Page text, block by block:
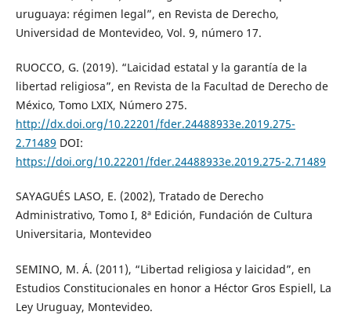
uruguaya: régimen legal”, en Revista de Derecho,
Universidad de Montevideo, Vol. 9, número 17.
RUOCCO, G. (2019). “Laicidad estatal y la garantía de la
libertad religiosa”, en Revista de la Facultad de Derecho de
México, Tomo LXIX, Número 275.
http://dx.doi.org/10.22201/fder.24488933e.2019.275-
2.71489 DOI:
https://doi.org/10.22201/fder.24488933e.2019.275-2.71489
SAYAGUÉS LASO, E. (2002), Tratado de Derecho
Administrativo, Tomo I, 8ª Edición, Fundación de Cultura
Universitaria, Montevideo
SEMINO, M. Á. (2011), “Libertad religiosa y laicidad”, en
Estudios Constitucionales en honor a Héctor Gros Espiell, La
Ley Uruguay, Montevideo.